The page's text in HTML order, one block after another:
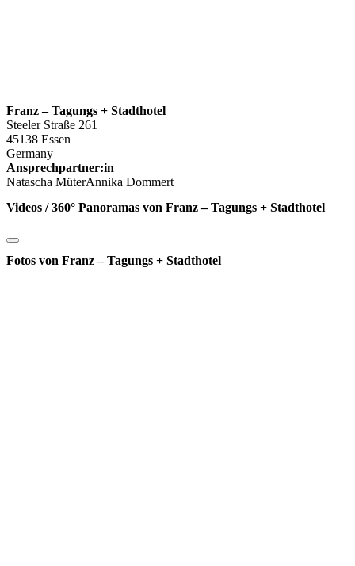
Franz – Tagungs + Stadthotel
Steeler Straße 261
45138 Essen
Germany
Ansprechpartner:in
Natascha MüterAnnika Dommert
Videos / 360° Panoramas von Franz – Tagungs + Stadthotel
Fotos von Franz – Tagungs + Stadthotel